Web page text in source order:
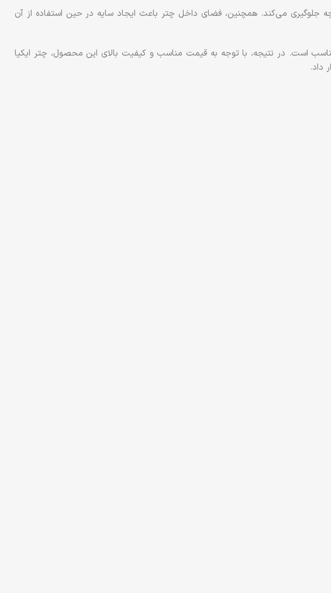
جلوگیری می‌کند. همچنین، فضای داخل چتر باعث ایجاد سایه در حین استفاده از آن
است. در نتیجه، با توجه به قیمت مناسب و کیفیت بالای این محصول، چتر ایکیا
داد.